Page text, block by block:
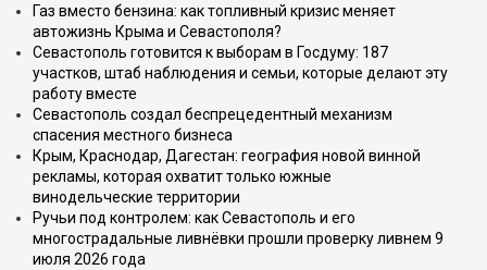
Газ вместо бензина: как топливный кризис меняет
автожизнь Крыма и Севастополя?
Севастополь готовится к выборам в Госдуму: 187
участков, штаб наблюдения и семьи, которые делают эту
работу вместе
Севастополь создал беспрецедентный механизм
спасения местного бизнеса
Крым, Краснодар, Дагестан: география новой винной
рекламы, которая охватит только южные
винодельческие территории
Ручьи под контролем: как Севастополь и его
многострадальные ливнёвки прошли проверку ливнем 9
июля 2026 года